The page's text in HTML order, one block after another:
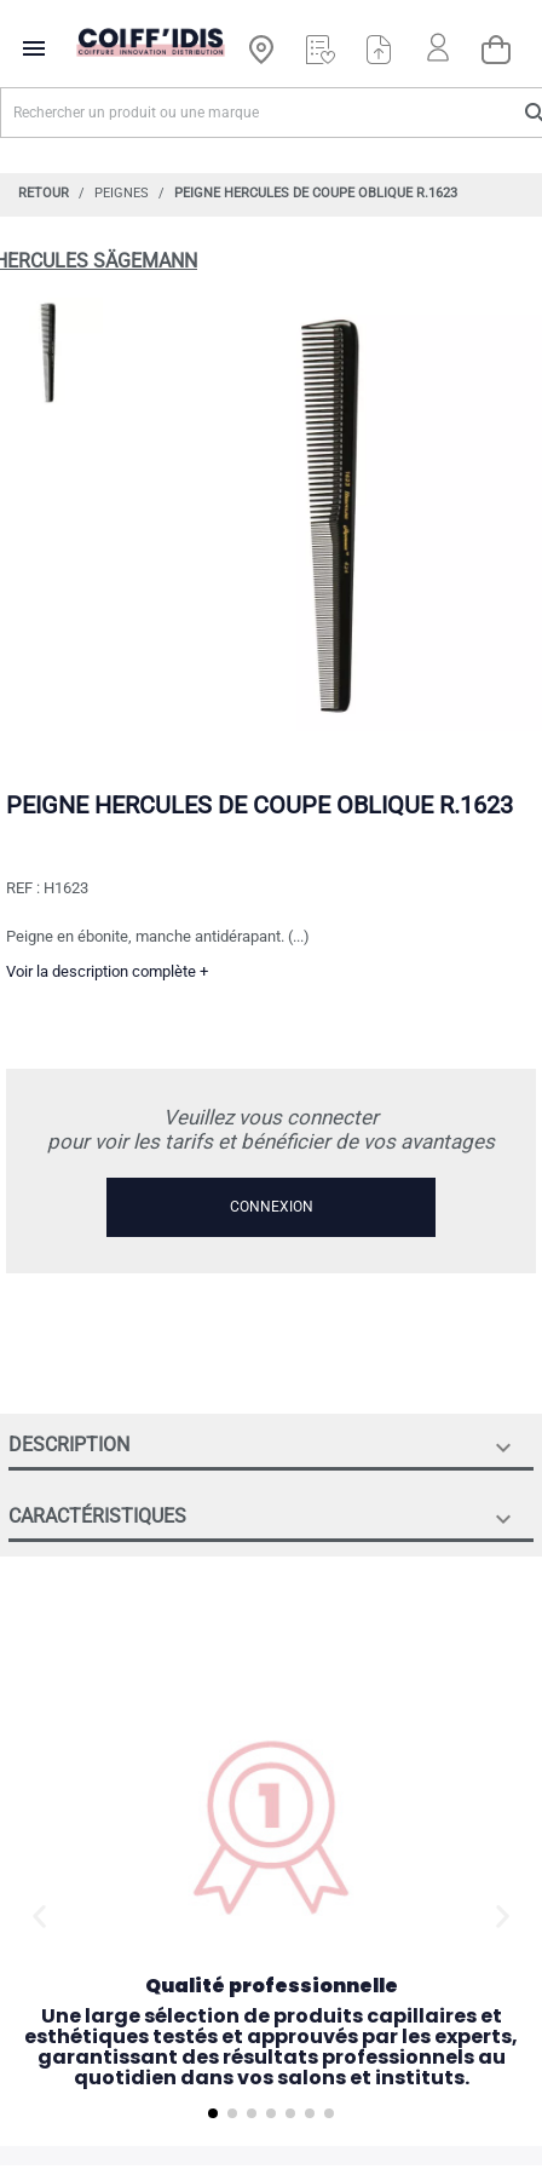

RETOUR PEIGNES PEIGNE HERCULES DE COUPE OBLIQUE R.1623
SÄGEMANN
PEIGNE HERCULES DE COUPE OBLIQUE R.1623
REF : H1623
Peigne en ébonite, manche antidérapant. (...)
Voir la description complète +
Veuillez vous connecter
pour voir les tarifs et bénéficier de vos avantages
CONNEXION
DESCRIPTION 
CARACTÉRISTIQUES 
Qualité professionnelle
Une large sélection de produits capillaires et
esthétiques testés et approuvés par les experts,
garantissant des résultats professionnels au
quotidien dans vos salons et instituts.